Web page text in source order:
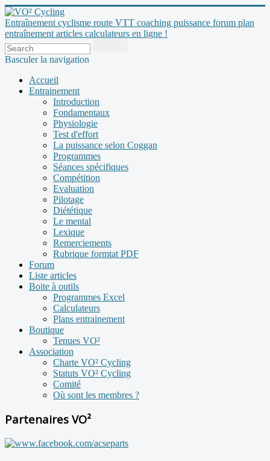
Entraînement cyclisme route VTT coaching puissance forum plan
entraînement articles calculateurs en ligne !
Basculer la navigation
Accueil
Entrainement
Introduction
Fondamentaux
Physiologie
Test d'effort
La puissance selon Coggan
Programmes
Séances spécifiques
Compétition
Evaluation
Pilotage
Diététique
Le mental
Lexique
Remerciements
Rubrique formtat PDF
Forum
Liste articles
Boite à outils
Programmes Excel
Calculateurs
Plans entrainement
Boutique
Tenues VO²
Association
Charte VO² Cycling
Statuts VO² Cycling
Comité
Où sont les membres ?
Partenaires VO²